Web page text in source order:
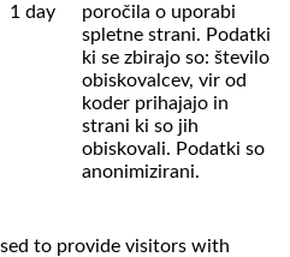
1 day
poročila o uporabi
spletne strani. Podatki
ki se zbirajo so: število
obiskovalcev, vir od
koder prihajajo in
strani ki so jih
obiskovali. Podatki so
anonimizirani.
to provide visitors with